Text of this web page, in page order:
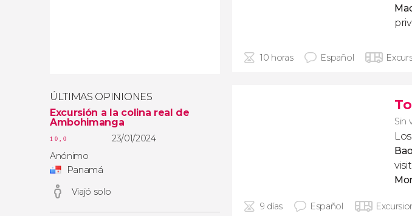
ÚLTIMAS OPINIONES
Excursión a la colina real de
Ambohimanga
10,0
23/01/2024
Anónimo
Panamá
Viajó solo
10 horas Español
Sin
Los
9 días Español